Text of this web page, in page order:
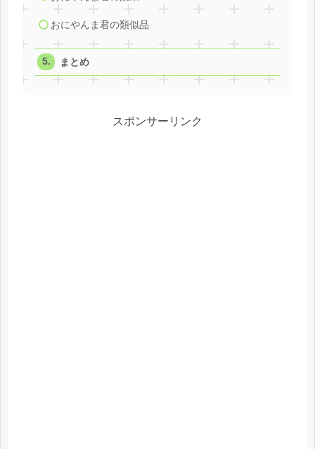
おにやんま君の類似品
まとめ
スポンサーリンク